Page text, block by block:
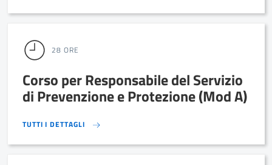
28 ORE
Corso per Responsabile del Servizio
di Prevenzione e Protezione (Mod A)
TUTTI I DETTAGLI TUTTI I DETTAGLI